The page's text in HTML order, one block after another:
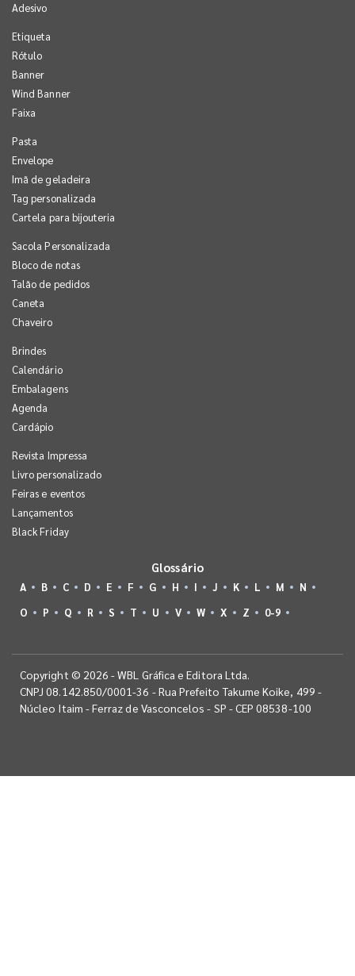
Adesivo
Etiqueta
Rótulo
Banner
Wind Banner
Faixa
Pasta
Envelope
Imã de geladeira
Tag personalizada
Cartela para bijouteria
Sacola Personalizada
Bloco de notas
Talão de pedidos
Caneta
Chaveiro
Brindes
Calendário
Embalagens
Agenda
Cardápio
Revista Impressa
Livro personalizado
Feiras e eventos
Lançamentos
Black Friday
Glossário
A B C D E F G H I J K L M
N
O
P Q R S T U V W X Z 0-9
Copyright © 2026 - WBL Gráfica e Editora Ltda.
CNPJ 08.142.850/0001-36 - Rua Prefeito Takume Koike, 499 -
Núcleo Itaim - Ferraz de Vasconcelos - SP - CEP 08538-100